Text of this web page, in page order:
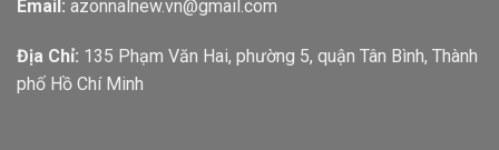
Email: azonnalnew.vn@gmail.com
Địa Chỉ: 135 Phạm Văn Hai, phường 5, quận Tân Bình, Thành
phố Hồ Chí Minh